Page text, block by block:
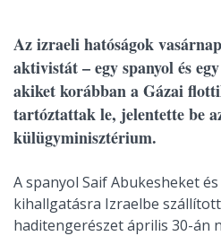
Az izraeli hatóságok
aktivistát – egy spanyol és
akiket korábban a Gázai
tartóztattak le, jelentette be
külügyminisztérium.
A spanyol Saif Abukesheket
kihallgatásra Izraelbe
haditengerészet április 30-án